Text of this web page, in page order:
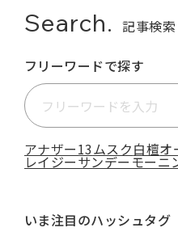
Search. 記事検索
フリーワードで探す
アナザー13ムスク白檀オ
レイジーサンデーモーニ
いま注目のハッシュタグ